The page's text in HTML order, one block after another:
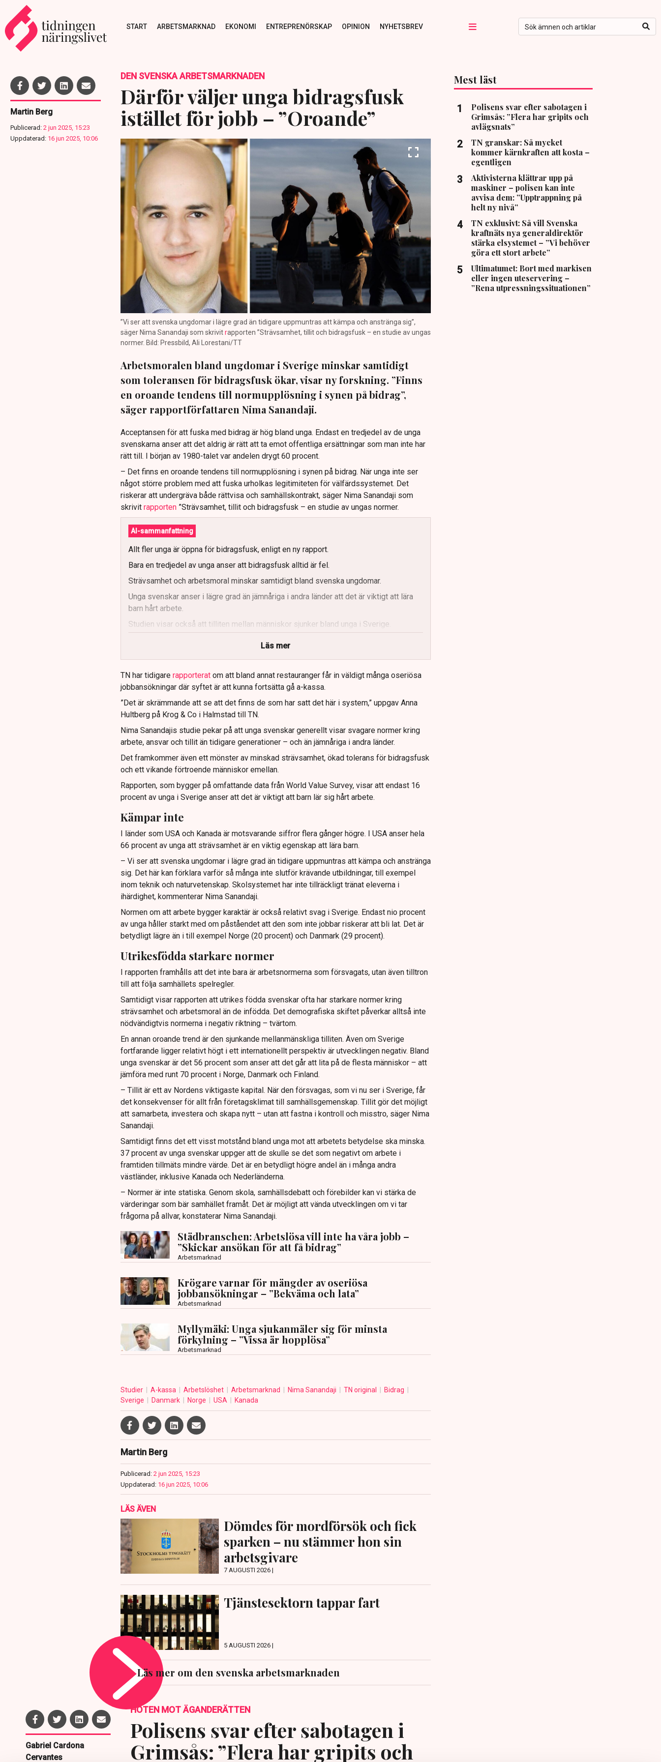
START ARBETSMARKNAD EKONOMI ENTREPRENÖRSKAP OPINION NYHETSBREV
Martin Berg
Publicerad: 2 jun 2025, 15:23
Uppdaterad: 16 jun 2025, 10:06
DEN SVENSKA ARBETSMARKNADEN
Därför väljer unga bidragsfusk
istället för jobb – ”Oroande”
”Vi ser att svenska ungdomar i lägre grad än tidigare uppmuntras att kämpa och anstränga sig”,
säger Nima Sanandaji som skrivitrapporten ”Strävsamhet, tillit och bidragsfusk – en studie av ungas
normer. Bild: Pressbild, Ali Lorestani/TT
Arbetsmoralen bland ungdomar i Sverige minskar samtidigt
som toleransen för bidragsfusk ökar, visar ny forskning. ”Finns
en oroande tendens till normupplösning i synen på bidrag”,
säger rapportförfattaren Nima Sanandaji.
Acceptansen för att fuska med bidrag är hög bland unga. Endast en tredjedel av de unga
svenskarna anser att det aldrig är rätt att ta emot offentliga ersättningar som man inte har
rätt till. I början av 1980-talet var andelen drygt 60 procent.
– Det finns en oroande tendens till normupplösning i synen på bidrag. När unga inte ser
något större problem med att fuska urholkas legitimiteten för välfärdssystemet. Det
riskerar att undergräva både rättvisa och samhällskontrakt, säger Nima Sanandaji som
skrivit rapporten”Strävsamhet, tillit och bidragsfusk – en studie av ungas normer.
AI-sammanfattning
Allt fler unga är öppna för bidragsfusk, enligt en ny rapport.
Bara en tredjedel av unga anser att bidragsfusk alltid är fel.
Strävsamhet och arbetsmoral minskar samtidigt bland svenska ungdomar.
Unga svenskar anser i lägre grad än jämnåriga i andra länder att det är viktigt att lära
barn hårt arbete.
Studien visar också att tilliten mellan människor sjunker bland unga i Sverige.
Rapportförfattaren menar att utvecklingen går att vända med skola och goda
Läs mer
TN har tidigare rapporteratom att bland annat restauranger får in väldigt många oseriösa
jobbansökningar där syftet är att kunna fortsätta gå a-kassa.
”Det är skrämmande att se att det finns de som har satt det här i system,” uppgav Anna
Hultberg på Krog & Co i Halmstad till TN.
Nima Sanandajis studie pekar på att unga svenskar generellt visar svagare normer kring
arbete, ansvar och tillit än tidigare generationer – och än jämnåriga i andra länder.
Det framkommer även ett mönster av minskad strävsamhet, ökad tolerans för bidragsfusk
och ett vikande förtroende människor emellan.
Rapporten, som bygger på omfattande data från World Value Survey, visar att endast 16
procent av unga i Sverige anser att det är viktigt att barn lär sig hårt arbete.
Kämpar inte
I länder som USA och Kanada är motsvarande siffror flera gånger högre. I USA anser hela
66 procent av unga att strävsamhet är en viktig egenskap att lära barn.
– Vi ser att svenska ungdomar i lägre grad än tidigare uppmuntras att kämpa och anstränga
sig. Det här kan förklara varför så många inte slutför krävande utbildningar, till exempel
inom teknik och naturvetenskap. Skolsystemet har inte tillräckligt tränat eleverna i
ihärdighet, kommenterar Nima Sanandaji.
Normen om att arbete bygger karaktär är också relativt svag i Sverige. Endast nio procent
av unga håller starkt med om påståendet att den som inte jobbar riskerar att bli lat. Det är
betydligt lägre än i till exempel Norge (20 procent) och Danmark (29 procent).
Utrikesfödda starkare normer
I rapporten framhålls att det inte bara är arbetsnormerna som försvagats, utan även tilltron
till att följa samhällets spelregler.
Samtidigt visar rapporten att utrikes födda svenskar ofta har starkare normer kring
strävsamhet och arbetsmoral än de infödda. Det demografiska skiftet påverkar alltså inte
nödvändigtvis normerna i negativ riktning – tvärtom.
En annan oroande trend är den sjunkande mellanmänskliga tilliten. Även om Sverige
fortfarande ligger relativt högt i ett internationellt perspektiv är utvecklingen negativ. Bland
unga svenskar är det 56 procent som anser att det går att lita på de flesta människor – att
jämföra med runt 70 procent i Norge, Danmark och Finland.
– Tillit är ett av Nordens viktigaste kapital. När den försvagas, som vi nu ser i Sverige, får
det konsekvenser för allt från företagsklimat till samhällsgemenskap. Tillit gör det möjligt
att samarbeta, investera och skapa nytt – utan att fastna i kontroll och misstro, säger Nima
Sanandaji.
Samtidigt finns det ett visst motstånd bland unga mot att arbetets betydelse ska minska.
37 procent av unga svenskar uppger att de skulle se det som negativt om arbete i
framtiden tillmäts mindre värde. Det är en betydligt högre andel än i många andra
västländer, inklusive Kanada och Nederländerna.
– Normer är inte statiska. Genom skola, samhällsdebatt och förebilder kan vi stärka de
värderingar som bär samhället framåt. Det är möjligt att vända utvecklingen om vi tar
frågorna på allvar, konstaterar Nima Sanandaji.
Städbranschen: Arbetslösa vill inte ha våra jobb –
”Skickar ansökan för att få bidrag”
Arbetsmarknad
Krögare varnar för mängder av oseriösa
jobbansökningar – ”Bekväma och lata”
Arbetsmarknad
Myllymäki: Unga sjukanmäler sig för minsta
förkylning – ”Vissa är hopplösa”
Arbetsmarknad
Studier A-kassa Arbetslöshet Arbetsmarknad Nima Sanandaji TN original
Bidrag
Sverige
Danmark Norge USA Kanada
Martin Berg
Publicerad: 2 jun 2025, 15:23
Uppdaterad: 16 jun 2025, 10:06
LÄS ÄVEN
Dömdes för mordförsök och fick
sparken – nu stämmer hon sin
arbetsgivare
7 AUGUSTI 2026 |
Tjänstesektorn tappar fart
5 AUGUSTI 2026 |
Läs mer om den svenska arbetsmarknaden
Mest läst
Polisens svar efter sabotagen i
Grimsås: ”Flera har gripits och
avlägsnats”
TN granskar: Så mycket
kommer kärnkraften att kosta –
egentligen
Aktivisterna klättrar upp på
maskiner – polisen kan inte
avvisa dem: ”Upptrappning på
helt ny nivå”
TN exklusivt: Så vill Svenska
kraftnäts nya generaldirektör
stärka elsystemet – ”Vi behöver
göra ett stort arbete”
Ultimatumet: Bort med markisen
eller ingen uteservering –
”Rena utpressningssituationen”
Gabriel Cardona
Cervantes
HOTEN MOT ÄGANDERÄTTEN
Polisens svar efter sabotagen i
Grimsås: ”Flera har gripits och